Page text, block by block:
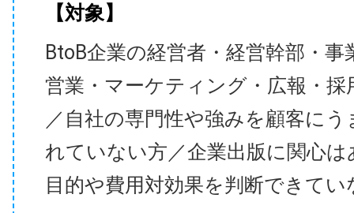
【対象】
BtoB企業の経営者・経営幹部・事
営業・マーケティング・広報・採
／自社の専門性や強みを顧客に
れていない方／企業出版に関心
目的や費用対効果を判断できてい